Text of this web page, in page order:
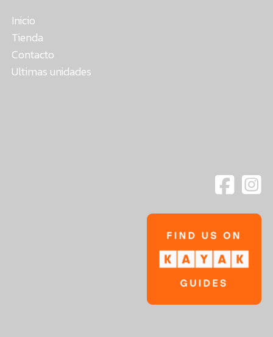
Inicio
Tienda
Contacto
Ultimas unidades